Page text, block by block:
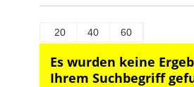
20 40 60
Es wurden keine
Ihrem Suchbegriff